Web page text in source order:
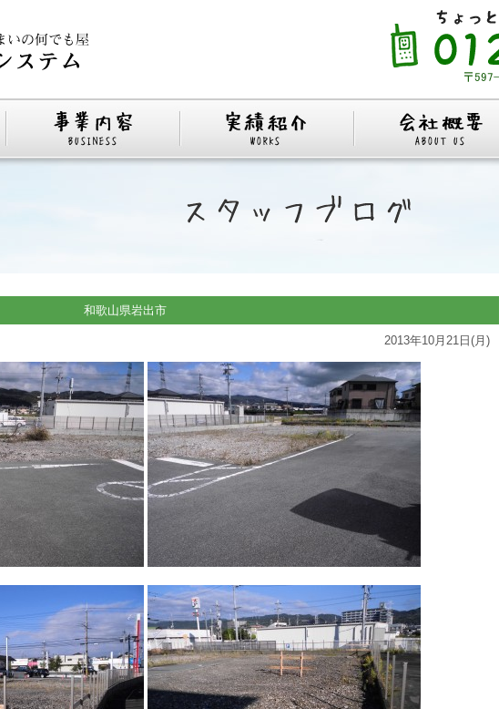
着工 和歌山県岩出市
2013年10月21日(月)